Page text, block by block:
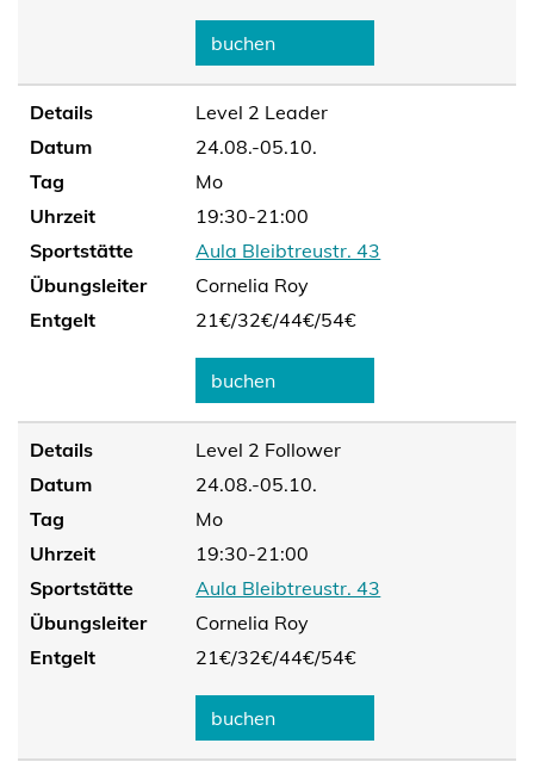
buchen
Details
Level 2 Leader
Datum
24.08.-05.10.
Tag
Mo
Uhrzeit
19:30-21:00
Sportstätte
Aula Bleibtreustr. 43
Übungsleiter
Cornelia Roy
Entgelt
21€/32€/44€/54€
buchen
Details
Level 2 Follower
Datum
24.08.-05.10.
Tag
Mo
Uhrzeit
19:30-21:00
Sportstätte
Aula Bleibtreustr. 43
Übungsleiter
Cornelia Roy
Entgelt
21€/32€/44€/54€
buchen